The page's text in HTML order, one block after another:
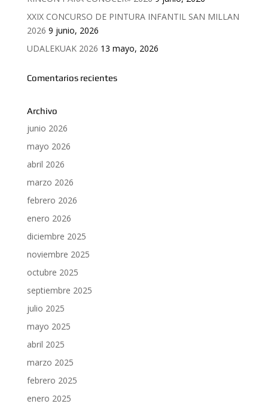
XXIX CONCURSO DE PINTURA INFANTIL SAN MILLAN
2026 9 junio, 2026
UDALEKUAK 2026 13 mayo, 2026
Comentarios recientes
Archivo
junio 2026
mayo 2026
abril 2026
marzo 2026
febrero 2026
enero 2026
diciembre 2025
noviembre 2025
octubre 2025
septiembre 2025
julio 2025
mayo 2025
abril 2025
marzo 2025
febrero 2025
enero 2025